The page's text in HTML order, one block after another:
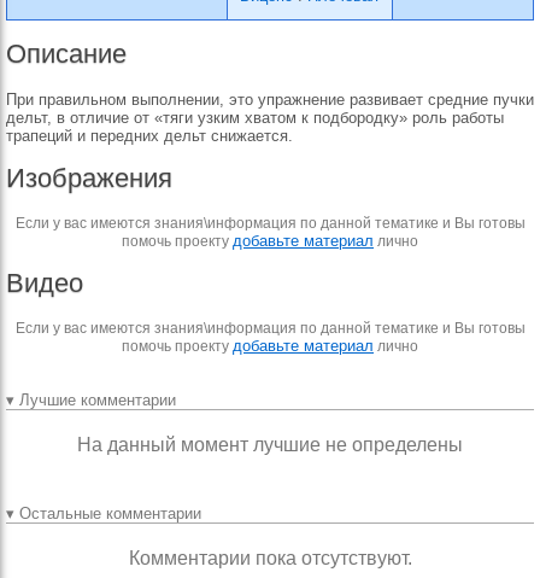
Описание
При правильном выполнении, это упражнение развивает средние пучки
дельт, в отличие от «тяги узким хватом к подбородку» роль работы
трапеций и передних дельт снижается.
Изображения
Если у вас имеются знания\информация по данной тематике и Вы готовы
помочь проекту добавьте материал лично
Видео
Если у вас имеются знания\информация по данной тематике и Вы готовы
помочь проекту добавьте материал лично
▾ Лучшие комментарии
На данный момент лучшие не определены
▾ Остальные комментарии
Комментарии пока отсутствуют.